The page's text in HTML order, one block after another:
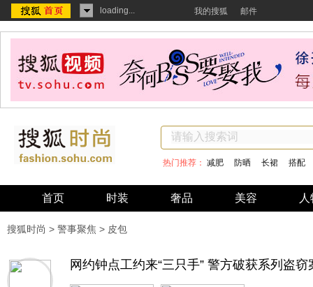
loading... 我的搜狐 邮件
热门推荐： 减肥 防晒 长裙 搭配
首页 时装 奢品 美容
搜狐时尚 > 警事聚焦 > 皮包
网约钟点工约来“三只手” 警方破获系列盗窃